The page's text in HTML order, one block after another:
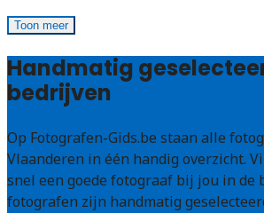
Toon meer
Handmatig
bedrijven
Op Fotografen-Gids.be staan alle
Vlaanderen in één handig overzicht.
snel een goede fotograaf bij jou in de
fotografen zijn handmatig